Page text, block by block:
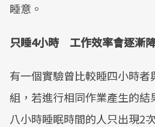
睡意。
只睡4小時 工作效率會逐漸
有一個實驗曾比較睡四小時
組，若進行相同作業產生的結
八小時睡眠時間的人只出現2